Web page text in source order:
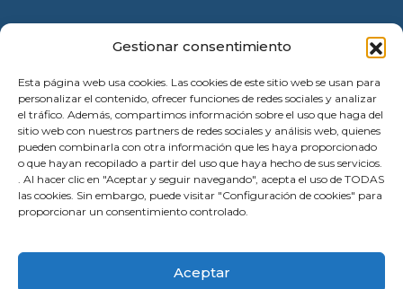
Gestionar consentimiento
Esta página web usa cookies. Las cookies de este sitio web se usan para
personalizar el contenido, ofrecer funciones de redes sociales y analizar
el tráfico. Además, compartimos información sobre el uso que haga del
sitio web con nuestros partners de redes sociales y análisis web, quienes
pueden combinarla con otra información que les haya proporcionado
o que hayan recopilado a partir del uso que haya hecho de sus servicios.
. Al hacer clic en "Aceptar y seguir navegando", acepta el uso de TODAS
las cookies. Sin embargo, puede visitar "Configuración de cookies" para
proporcionar un consentimiento controlado.
Aceptar
© 2026 Instalación Puertas Garaje Valencia |